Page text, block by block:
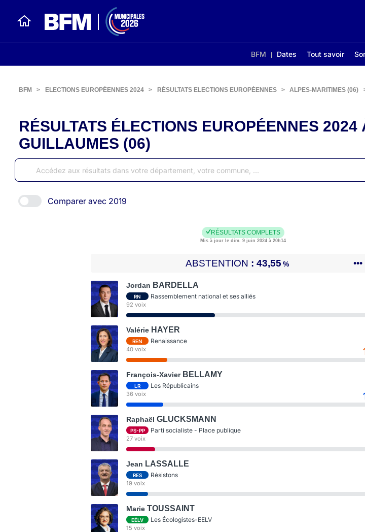
BFM Dates Tout savoir
BFM > ELECTIONS EUROPÉENNES 2024 > RÉSULTATS ELECTIONS EUROPÉENNES > ALPES-MARITIMES (06)
RÉSULTATS ÉLECTIONS EUROPÉENNES 2024
GUILLAUMES (06)
Comparer avec 2019
RÉSULTATS COMPLETS
Mis à jour le dim. 9 juin 2024 à 20h14
ABSTENTION 43,55 % •••
Jordan BARDELLA
RN Rassemblement national et ses alliés
92 voix
Valérie HAYER
REN Renaissance
40 voix
François-Xavier BELLAMY
LR Les Républicains
36 voix
RaphaëlGLUCKSMANN
PS-PP Parti socialiste - Place publique
27 voix
Jean LASSALLE
RES Résistons
19 voix
MarieTOUSSAINT
EÉLV Les Écologistes-EELV
15 voix